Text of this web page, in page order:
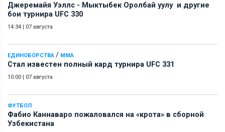
Джеремайя Уэллс - Мыктыбек Оролбай уулу и другие
бои турнира UFC 330
14:34 | 07 августа
ЕДИНОБОРСТВА / ММА
Стал известен полный кард турнира UFC 331
10:00 | 07 августа
ФУТБОЛ
Фабио Каннаваро пожаловался на «крота» в сборной
Узбекистана